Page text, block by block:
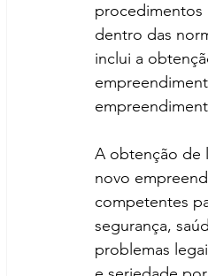
procedimentos
dentro das
inclui a
A obtenção de
novo
competentes
segurança,
problemas